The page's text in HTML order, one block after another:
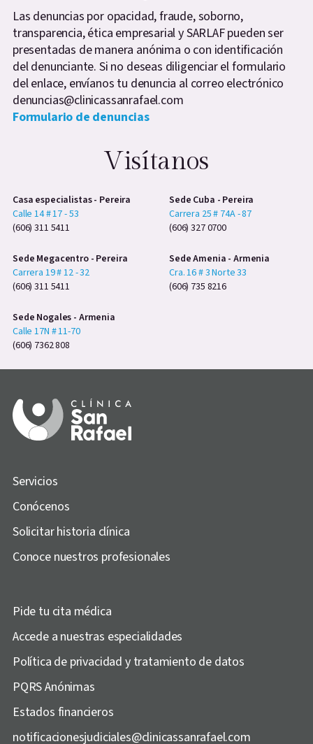
Las denuncias por opacidad, fraude, soborno,
transparencia, ética empresarial y SARLAF pueden ser
presentadas de manera anónima o con identificación
del denunciante. Si no deseas diligenciar el formulario
del enlace, envíanos tu denuncia al correo electrónico
denuncias@clinicassanrafael.com
Formulario de denuncias
Visítanos
Casa especialistas - Pereira
Calle 14 # 17 - 53
(606) 311 5411
Sede Cuba - Pereira
Carrera 25 # 74A - 87
(606) 327 0700
Sede Megacentro - Pereira
Carrera 19 # 12 - 32
(606) 311 5411
Sede Amenia - Armenia
Cra. 16 # 3 Norte 33
(606) 735 8216
Sede Nogales - Armenia
Calle 17N # 11-70
(606) 7362 808
Servicios
Conócenos
Solicitar historia clínica
Conoce nuestros profesionales
Pide tu cita médica
Accede a nuestras especialidades
Política de privacidad y tratamiento de datos
PQRS Anónimas
Estados financieros
notificacionesjudiciales@clinicassanrafael.com